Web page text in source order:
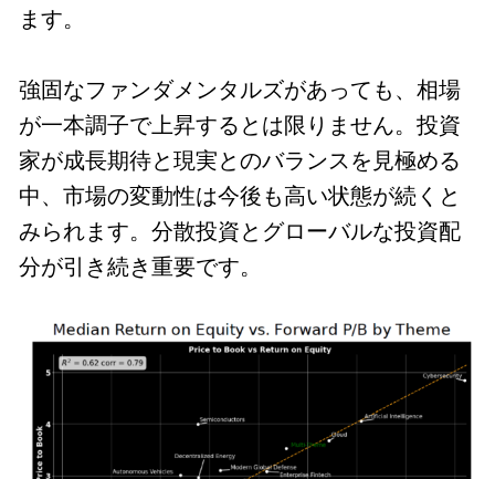
ます。
強固なファンダメンタルズがあっても、相場
が一本調子で上昇するとは限りません。投資
家が成長期待と現実とのバランスを見極める
中、市場の変動性は今後も高い状態が続くと
みられます。分散投資とグローバルな投資配
分が引き続き重要です。